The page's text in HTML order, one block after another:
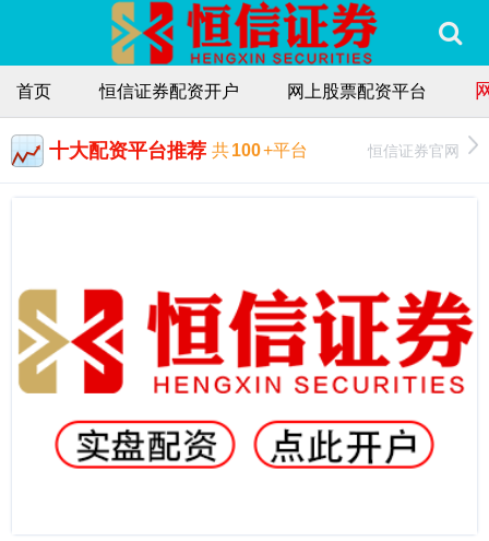
首页 恒信证券配资开户 网上股票配资平台
十大配资平台推荐 共100+平台 恒信证券官网